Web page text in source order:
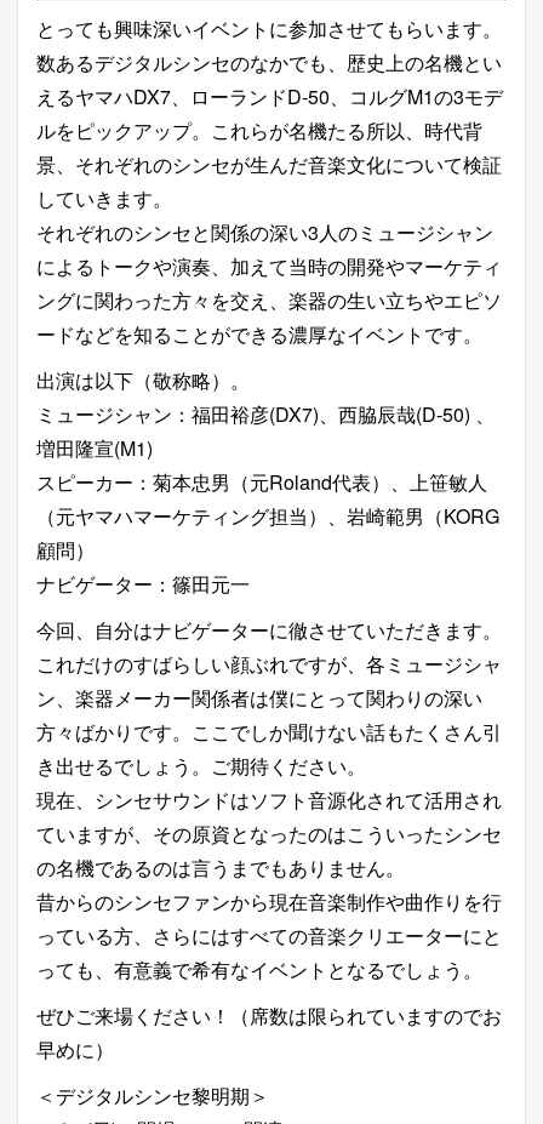
とっても興味深いイベントに参加させてもらいます。
数あるデジタルシンセのなかでも、歴史上の名機とい
えるヤマハDX7、ローランドD-50、コルグM1の3モデ
ルをピックアップ。これらが名機たる所以、時代背
景、それぞれのシンセが生んだ音楽文化について検証
していきます。
それぞれのシンセと関係の深い3人のミュージシャン
によるトークや演奏、加えて当時の開発やマーケティ
ングに関わった方々を交え、楽器の生い立ちやエピソ
ードなどを知ることができる濃厚なイベントです。
出演は以下（敬称略）。
ミュージシャン：福田裕彦(DX7)、西脇辰哉(D-50) 、
増田隆宣(M1)
スピーカー：菊本忠男（元Roland代表）、上笹敏人
（元ヤマハマーケティング担当）、岩崎範男（KORG
顧問）
ナビゲーター：篠田元一
今回、自分はナビゲーターに徹させていただきます。
これだけのすばらしい顔ぶれですが、各ミュージシャ
ン、楽器メーカー関係者は僕にとって関わりの深い
方々ばかりです。ここでしか聞けない話もたくさん引
き出せるでしょう。ご期待ください。
現在、シンセサウンドはソフト音源化されて活用され
ていますが、その原資となったのはこういったシンセ
の名機であるのは言うまでもありません。
昔からのシンセファンから現在音楽制作や曲作りを行
っている方、さらにはすべての音楽クリエーターにと
っても、有意義で希有なイベントとなるでしょう。
ぜひご来場ください！（席数は限られていますのでお
早めに）
＜デジタルシンセ黎明期＞